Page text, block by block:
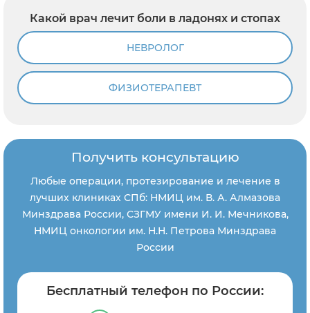
Какой врач лечит боли в ладонях и стопах
НЕВРОЛОГ
ФИЗИОТЕРАПЕВТ
Получить консультацию
Любые операции, протезирование и лечение в
лучших клиниках СПб: НМИЦ им. В. А. Алмазова
Минздрава России, СЗГМУ имени И. И. Мечникова,
НМИЦ онкологии им. Н.Н. Петрова Минздрава
России
Бесплатный телефон по России: